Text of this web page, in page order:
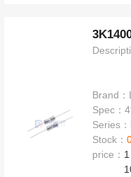
Brand：
Spec：
Series：
Stock：
price： 1